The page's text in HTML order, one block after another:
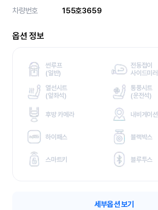
차량번호
155호3659
옵션 정보
썬루프
(일반)
전동접이
사이드미러
열선시트
(앞좌석)
통풍시트
(운전석)
후방 카메라 내비게이션
하이패스 블랙박스
스마트키 블루투스
세부옵션 보기